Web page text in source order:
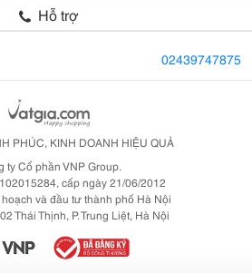
Hỗ trợ
02439747875
PHÚC, KINH DOANH HIỆU QUẢ
ty Cổ phần VNP Group.
cấp ngày 21/06/2012
và đầu tư thành phố Hà Nội
Thái Thịnh, P. Trung Liệt, Hà Nội